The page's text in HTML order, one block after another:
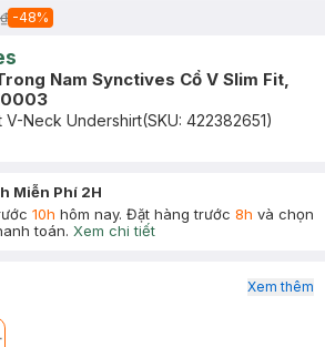
-48%
Nam Synctives Cổ V Slim Fit,
V-Neck Undershirt(SKU: 422382651)
Miễn Phí 2H
10h hôm nay. Đặt hàng trước 8h và chọn
toán. Xem chi tiết
Xem thêm